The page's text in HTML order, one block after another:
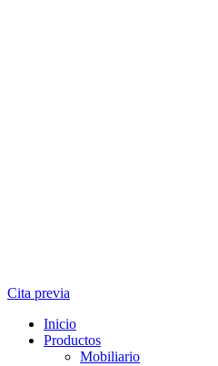
Cita previa
Inicio
Productos
Mobiliario